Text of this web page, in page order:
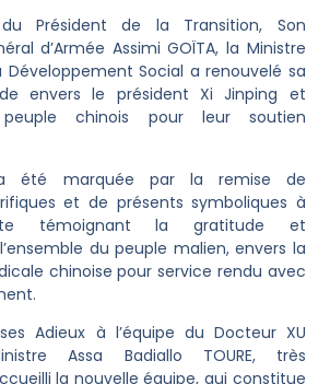
Président de la Transition, Son
d’Armée Assimi GOÏTA, la Ministre
Social a renouvelé sa
envers le président Xi Jinping et
peuple chinois pour leur soutien
été marquée par la remise de
et de présents symboliques à
témoignant la gratitude et
du peuple malien, envers la
chinoise pour service rendu avec
Adieux à l’équipe du Docteur XU
Assa Badiallo TOURE, très
la nouvelle équipe, qui constitue